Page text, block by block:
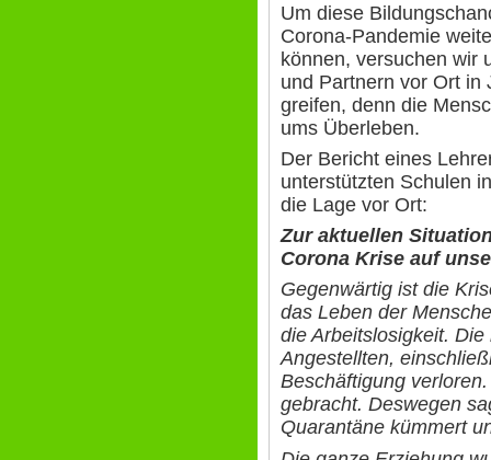
Um diese
Corona-Pandemie
können, versuchen wir
und Partnern vor Ort in
greifen, denn die
ums Überleben.
Der Bericht eines
unterstützten Schulen
die Lage vor Ort:
Zur aktuellen
Corona Krise auf
Gegenwärtig ist die
das Leben der
die Arbeitslosigkeit.
Angestellten,
Beschäftigung
gebracht. Deswegen
Quarantäne kümmert